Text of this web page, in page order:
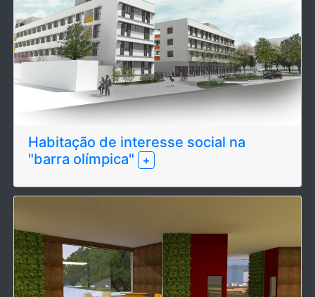
Habitação de interesse social na
"barra olímpica"
+